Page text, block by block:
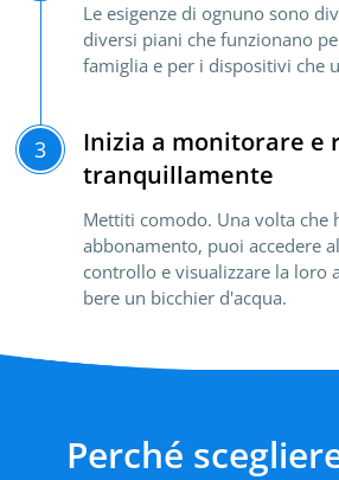
Le esigenze di ognuno sono
diversi piani che funzionano
famiglia e per i dispositivi che
3
Inizia a monitorare e
tranquillamente
Mettiti comodo. Una volta che
abbonamento, puoi accedere
controllo e visualizzare la loro
bere un bicchier d'acqua.
Perché